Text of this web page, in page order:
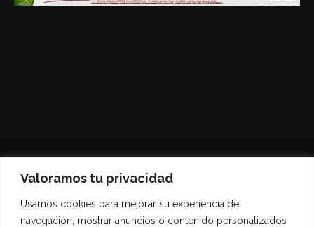
Valoramos tu privacidad
Usamos cookies para mejorar su experiencia de
navegación, mostrar anuncios o contenido personalizados
Inicio Entrevistas
Guía Gastronómica